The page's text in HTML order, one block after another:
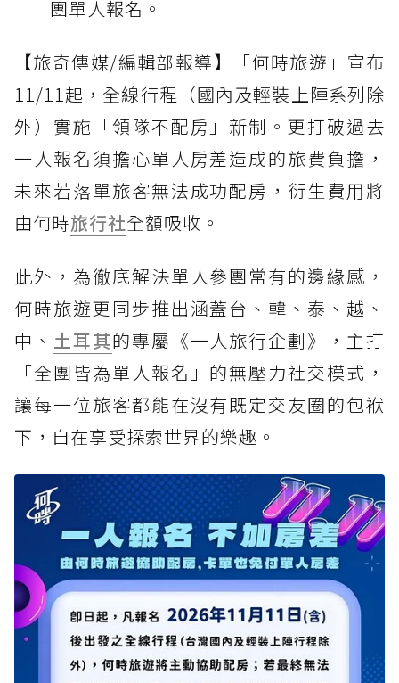
團單人報名。
【旅奇傳媒/編輯部報導】「何時旅遊」宣布
11/11起，全線行程（國內及輕裝上陣系列除
外）實施「領隊不配房」新制。更打破過去
一人報名須擔心單人房差造成的旅費負擔，
未來若落單旅客無法成功配房，衍生費用將
由何時旅行社全額吸收。
此外，為徹底解決單人參團常有的邊緣感，
何時旅遊更同步推出涵蓋台、韓、泰、越、
中、 土耳其的專屬《一人旅行企劃》，主打
「全團皆為單人報名」的無壓力社交模式，
讓每一位旅客都能在沒有既定交友圈的包袱
下，自在享受探索世界的樂趣。